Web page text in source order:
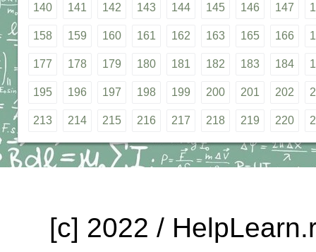
140 141 142 143 144 145 146 147
158 159 160 161 162 163 165 166
177 178 179 180 181 182 183 184
195 196 197 198 199 200 201 202
213 214 215 216 217 218 219 220
[c] 2022 /